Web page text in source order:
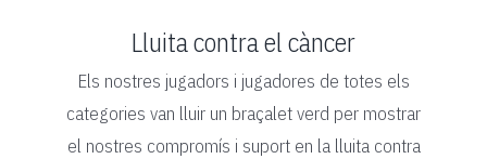
Lluita contra el càncer
Els nostres jugadors i jugadores de totes els
categories van lluir un braçalet verd per mostrar
el nostres compromís i suport en la lluita contra